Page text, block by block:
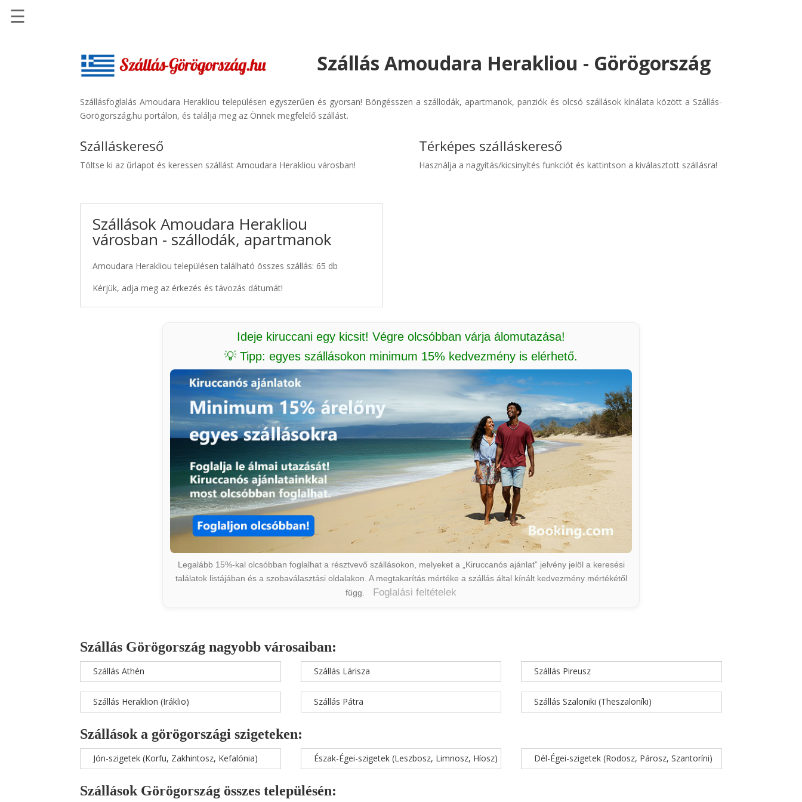
Szállásinfo.eu
Repülőjegy
Autóbérlés
☰
Szállás Amoudara Herakliou - Görögország
Szállásfoglalás Amoudara Herakliou településen egyszerűen és gyorsan! Böngésszen a szállodák, apartmanok, panziók és olcsó szállások kínálata között a Szállás-
Görögország.hu portálon, és találja meg az Önnek megfelelő szállást.
Szálláskereső
Töltse ki az űrlapot és keressen szállást Amoudara Herakliou városban!
Szállások Amoudara Herakliou
városban - szállodák, apartmanok
Amoudara Herakliou településen található összes szállás: 65 db
Kérjük, adja meg az érkezés és távozás dátumát!
Térképes szálláskereső
Használja a nagyítás/kicsinyítés funkciót és kattintson a kiválasztott szállásra!
Ideje kiruccani egy kicsit! Végre olcsóbban várja álomutazása!
💡 Tipp: egyes szállásokon minimum 15% kedvezmény is elérhető.
Legalább 15%-kal olcsóbban foglalhat a résztvevő szállásokon, melyeket a „Kiruccanós ajánlat” jelvény jelöl a keresési
találatok listájában és a szobaválasztási oldalakon. A megtakarítás mértéke a szállás által kínált kedvezmény mértékétől
függ.
Foglalási feltételek
Szállás Görögország nagyobb városaiban:
Szállás Athén
Szállás Heraklion (Iráklio)
Szállás Lárisza
Szállás Pátra
Szállás Pireusz
Szállás Szaloniki (Theszaloníki)
Szállások a görögországi szigeteken:
Jón-szigetek (Korfu, Zakhintosz, Kefalónia) Észak-Égei-szigetek (Leszbosz, Limnosz, Híosz) Dél-Égei-szigetek (Rodosz, Párosz, Szantoríni)
Szállások Görögország összes településén: